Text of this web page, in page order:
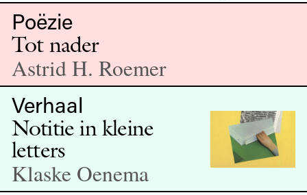
Poëzie
Tot nader
Astrid H. Roemer
Verhaal
Notitie in kleine
letters
Klaske Oenema